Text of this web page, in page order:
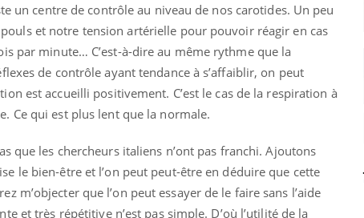
un centre de contrôle au niveau de nos carotides. Un peu
et notre tension artérielle pour pouvoir réagir en cas
par minute… C’est-à-dire au même rythme que la
de contrôle ayant tendance à s’affaiblir, on peut
est accueilli positivement. C’est le cas de la respiration à
Ce qui est plus lent que la normale.
que les chercheurs italiens n’ont pas franchi. Ajoutons
le bien-être et l’on peut peut-être en déduire que cette
m’objecter que l’on peut essayer de le faire sans l’aide
et très répétitive n’est pas simple. D’où l’utilité de la